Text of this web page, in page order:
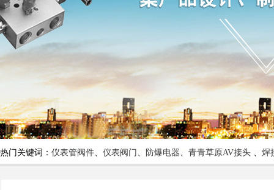
热门关键词： 仪表管阀件、 仪表阀门 、 防爆电器、 青青草原AV接头 、 焊